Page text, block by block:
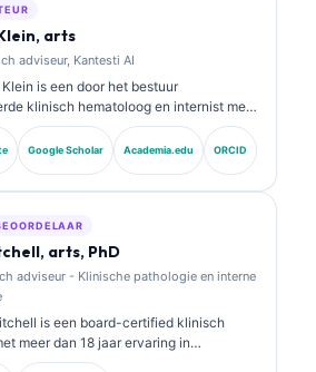
arts
adviseur, Kantesti AI
Klein is een door het bestuur
klinisch hematoloog en internist met
jaar ervaring in
en door AI ondersteunde
Als Chief Medical Officer bij
Klein heeft uitgebreid gepubliceerd over
van biomarkers en
Google Scholar Academia.edu ORCID
arts, PhD
adviseur - Klinische pathologie en interne
is een board-certified klinisch
meer dan 18 jaar ervaring in
en diagnostische analyse.